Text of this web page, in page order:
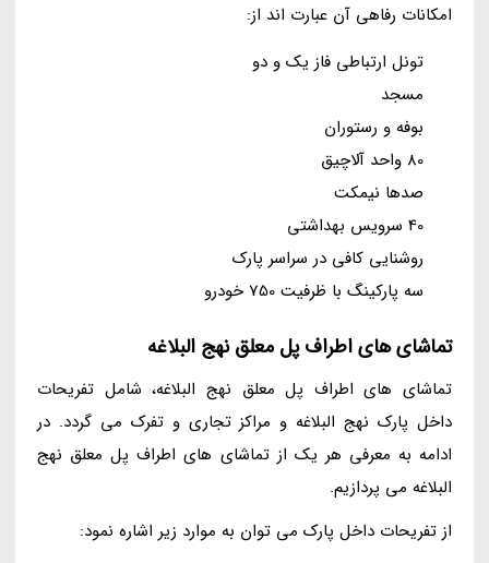
امکانات رفاهی آن عبارت اند از:
تونل ارتباطی فاز یک و دو
مسجد
بوفه و رستوران
80 واحد آلاچیق
صدها نیمکت
40 سرویس بهداشتی
روشنایی کافی در سراسر پارک
سه پارکینگ با ظرفیت 750 خودرو
تماشای های اطراف پل معلق نهج البلاغه
تماشای های اطراف پل معلق نهج البلاغه، شامل تفریحات
داخل پارک نهج البلاغه و مراکز تجاری و تفرک می گردد. در
ادامه به معرفی هر یک از تماشای های اطراف پل معلق نهج
البلاغه می پردازیم.
از تفریحات داخل پارک می توان به موارد زیر اشاره نمود: